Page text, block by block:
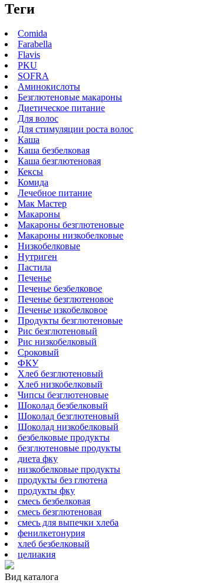
Теги
Comida
Farabella
Flavis
PKU
SOFRA
Аминокислоты
Безглютеновые макароны
Диетическое питание
Для волос
Для стимуляции роста волос
Каша
Каша безбелковая
Каша безглютеновая
Кексы
Комида
Лечебное питание
Мак Мастер
Макароны
Макароны безглютеновые
Макароны низкобелковые
Низкобелковые
Нутриген
Пастила
Печенье
Печенье безбелковое
Печенье безглютеновое
Печенье изкобелковое
Продукты безглютеновые
Рис безглютеновый
Рис низкобелковый
Сроковый
ФКУ
Хлеб безглютеновый
Хлеб низкобелковый
Чипсы безглютеновые
Шоколад безбелковый
Шоколад безглютеновый
Шоколад низкобелковый
безбелковые продукты
безглютеновые продукты
диета фку
низкобелковые продукты
продукты без глютена
продукты фку
смесь безбелковая
смесь безглютеновая
смесь для выпечки хлеба
фенилкетонурия
хлеб безбелковый
целиакия
Вид каталога